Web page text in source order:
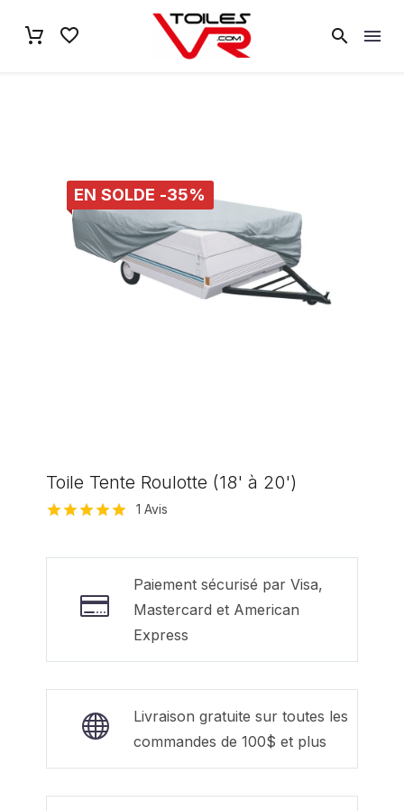
EN SOLDE -35%
Toile Tente Roulotte (18' à 20')
1 Avis
Paiement sécurisé par Visa,
Mastercard et American
Express
Livraison gratuite sur toutes les
commandes de 100$ et plus